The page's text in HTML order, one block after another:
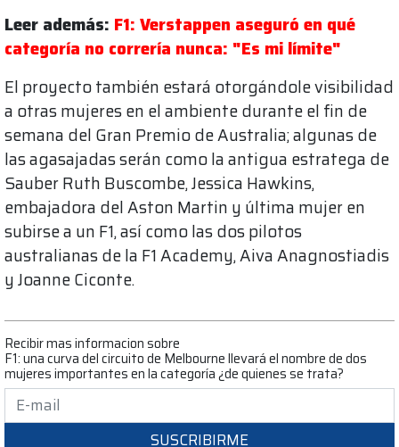
Leer además: F1: Verstappen aseguró en qué
categoría no correría nunca: "Es mi límite"
El proyecto también estará otorgándole visibilidad
a otras mujeres en el ambiente durante el fin de
semana del Gran Premio de Australia; algunas de
las agasajadas serán como la antigua estratega de
Sauber Ruth Buscombe, Jessica Hawkins,
embajadora del Aston Martin y última mujer en
subirse a un F1, así como las dos pilotos
australianas de la F1 Academy, Aiva Anagnostiadis
y Joanne Ciconte.
Recibir mas informacion sobre
F1: una curva del circuito de Melbourne llevará el nombre de dos
mujeres importantes en la categoría ¿de quienes se trata?
SUSCRIBIRME